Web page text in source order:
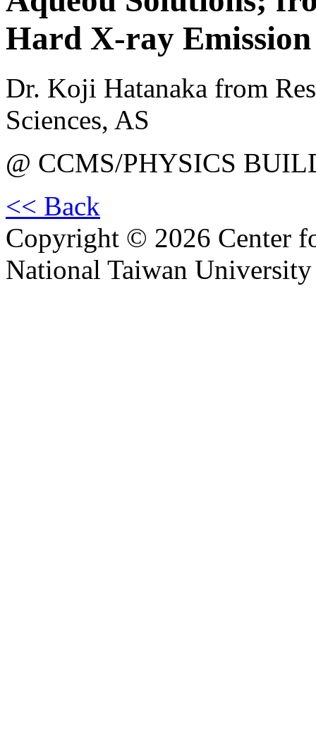
Hard X-ray Emission
Dr. Koji Hatanaka from
Sciences, AS
@ CCMS/PHYSICS
<< Back
Copyright © 2026 Center
National Taiwan University